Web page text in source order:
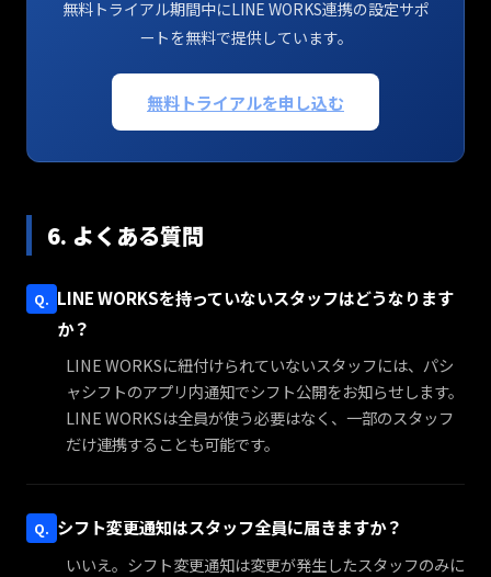
無料トライアル期間中にLINE WORKS連携の設定サポ
ートを無料で提供しています。
無料トライアルを申し込む
6. よくある質問
LINE WORKSを持っていないスタッフはどうなります
か？
LINE WORKSに紐付けられていないスタッフには、パシ
ャシフトのアプリ内通知でシフト公開をお知らせします。
LINE WORKSは全員が使う必要はなく、一部のスタッフ
だけ連携することも可能です。
シフト変更通知はスタッフ全員に届きますか？
いいえ。シフト変更通知は変更が発生したスタッフのみに